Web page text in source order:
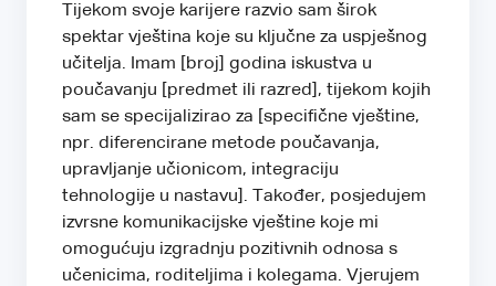
Tijekom svoje karijere razvio sam širok
spektar vještina koje su ključne za uspješnog
učitelja. Imam [broj] godina iskustva u
poučavanju [predmet ili razred], tijekom kojih
sam se specijalizirao za [specifične vještine,
npr. diferencirane metode poučavanja,
upravljanje učionicom, integraciju
tehnologije u nastavu]. Također, posjedujem
izvrsne komunikacijske vještine koje mi
omogućuju izgradnju pozitivnih odnosa s
učenicima, roditeljima i kolegama. Vjerujem